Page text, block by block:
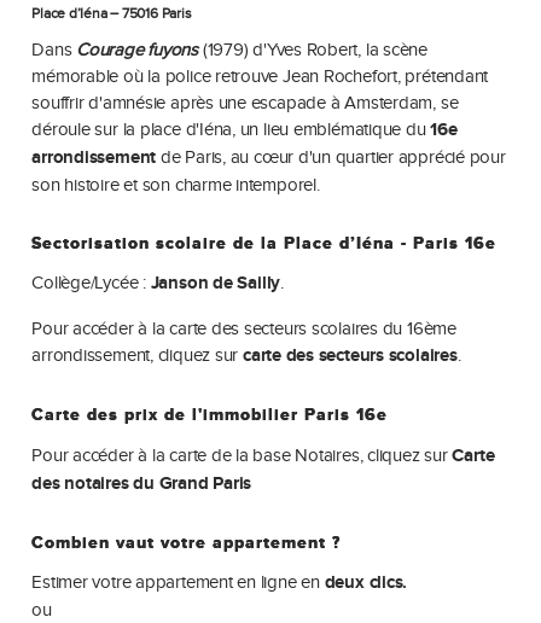
Place d’Iéna – 75016 Paris
Dans Courage fuyons(1979) d'Yves Robert, la scène
mémorable où la police retrouve Jean Rochefort, prétendant
souffrir d'amnésie après une escapade à Amsterdam, se
déroule sur la place d'Iéna, un lieu emblématique du16e
arrondissement de Paris, au cœur d'un quartier apprécié pour
son histoire et son charme intemporel.
Sectorisation scolaire de la Place d’Iéna - Paris 16e
Collège/Lycée : Janson de Sailly.
Pour accéder à la carte des secteurs scolaires du 16ème
arrondissement, cliquez sur carte des secteurs scolaires.
Carte des prix de l'immobilier Paris 16e
Pour accéder à la carte de la base Notaires, cliquez surCarte
des notaires du Grand Paris
Combien vaut votre appartement ?
Estimer votre appartement en ligne en deux clics.
ou